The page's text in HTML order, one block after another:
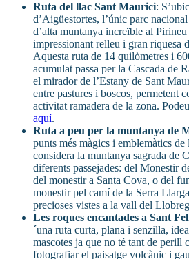
Ruta del llac Sant Maurici:
d’Aigüestortes, l’únic parc
d’alta muntanya increïble al
impressionant relleu i gran riquesa
Aquesta ruta de 14 quilòmetres i
acumulat passa per la Cascada de
el mirador de l’Estany de Sant
entre pastures i boscos, permetent
activitat ramadera de la zona.
aquí.
Ruta a peu per la muntanya de
punts més màgics i emblemàtics
considera la muntanya sagrada de
diferents passejades: del Monestir
del monestir a Santa Cova, o del
monestir pel camí de la Serra
precioses vistes a la vall del
Les roques encantades a Sant
´una ruta curta, plana i senzilla,
mascotes ja que no té tant de perill
fotografiar el paisatge volcànic i